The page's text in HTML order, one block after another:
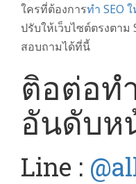
ใครที่ต้องการทำ SEO
ปรับให้เว็บไซต์ตรงตาม
สอบถามได้ที่นี้
ติอต่อท
อันดับห
Line :